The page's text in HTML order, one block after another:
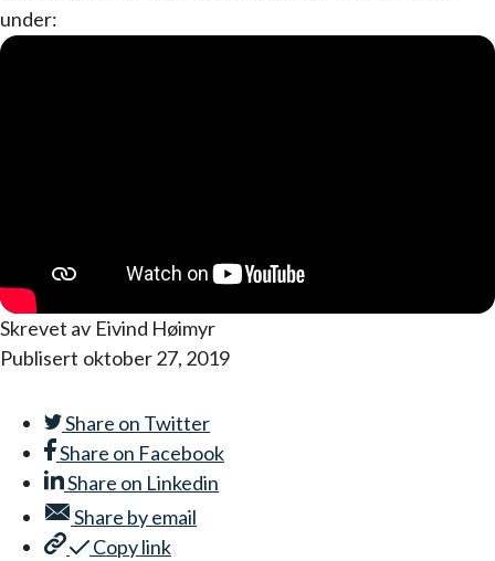
under:
Skrevet av Eivind Høimyr
Publisert oktober 27, 2019
Share on Twitter
Share on Facebook
Share on Linkedin
Share byemail
Copy link